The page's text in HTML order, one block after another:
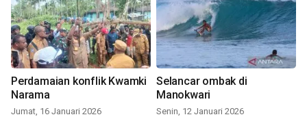
Perdamaian konflik Kwamki
Narama
Jumat, 16 Januari 2026
Selancar ombak di
Manokwari
Senin, 12 Januari 2026